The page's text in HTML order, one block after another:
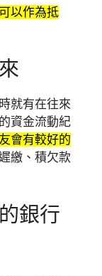
以作為抵
就有在往來
資金流動紀
會有較好的
繳、積欠款
銀行